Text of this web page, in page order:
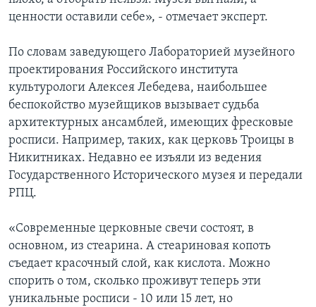
ценности оставили себе», - отмечает эксперт.
По словам заведующего Лабораторией музейного
проектирования Российского института
культурологи Алексея Лебедева, наибольшее
беспокойство музейщиков вызывает судьба
архитектурных ансамблей, имеющих фресковые
росписи. Например, таких, как церковь Троицы в
Никитниках. Недавно ее изъяли из ведения
Государственного Исторического музея и передали
РПЦ.
«Современные церковные свечи состоят, в
основном, из стеарина. А стеариновая копоть
съедает красочный слой, как кислота. Можно
спорить о том, сколько проживут теперь эти
уникальные росписи - 10 или 15 лет, но